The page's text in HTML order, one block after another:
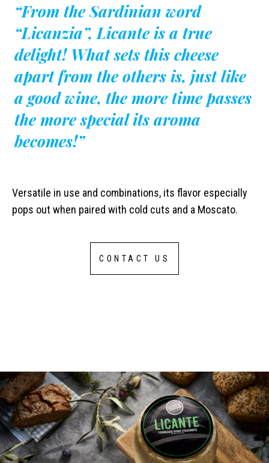
“From the Sardinian word
“Licanzia”, Licante is a true
delight! What sets this cheese
apart from the others is, just like
a good wine, the more time passes
the more special its aroma
becomes!”
Versatile in use and combinations, its flavor especially
pops out when paired with cold cuts and a Moscato.
CONTACT US